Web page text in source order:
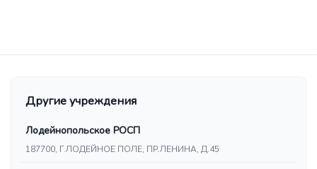
Другие учреждения
Лодейнопольское РОСП
187700, Г.ЛОДЕЙНОЕ ПОЛЕ, ПР.ЛЕНИНА, Д.45